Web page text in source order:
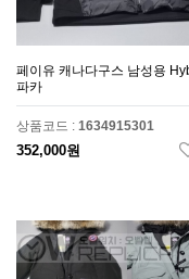
페이유 캐나다구스 남성용
파카
상품코드 : 1634915301
352,000원